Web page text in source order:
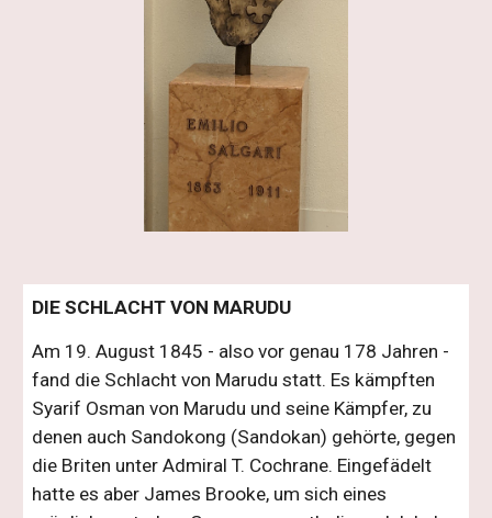
DIE SCHLACHT VON MARUDU
Am 19. August 1845 - also vor genau 178 Jahren -
fand die Schlacht von Marudu statt. Es kämpften
Syarif Osman von Marudu und seine Kämpfer, zu
denen auch Sandokong (Sandokan) gehörte, gegen
die Briten unter Admiral T. Cochrane. Eingefädelt
hatte es aber James Brooke, um sich eines